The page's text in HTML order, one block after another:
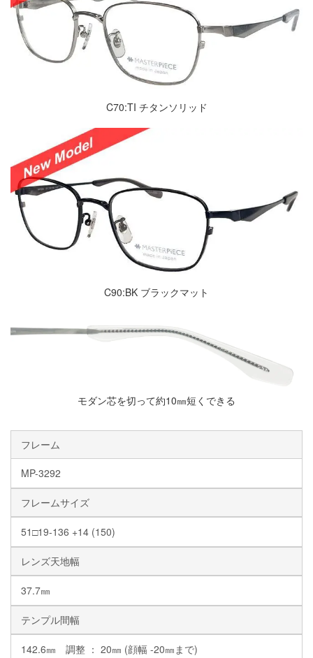
C70:TI チタンソリッド
C90:BK ブラックマット
モダン芯を切って約10㎜短くできる
フレーム
MP-3292
フレームサイズ
51□19-136 +14 (150)
レンズ天地幅
37.7㎜
テンプル間幅
142.6㎜ 調整 ： 20㎜ (顔幅 -20㎜まで)